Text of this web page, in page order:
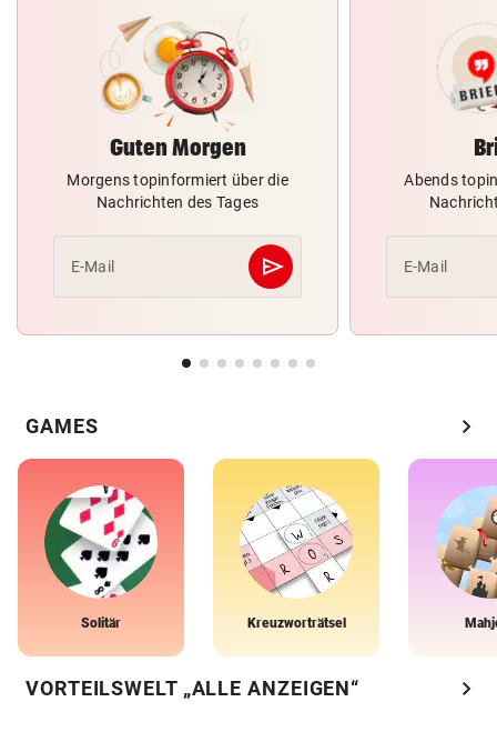
Guten Morgen
Morgens topinformiert über die
Nachrichten des Tages
E-Mail send
Abschicken
Abends
E-Mail
GAMES chevron_right
Solitär Kreuzworträtsel
VORTEILSWELT „ALLE ANZEIGEN“ chevron_right